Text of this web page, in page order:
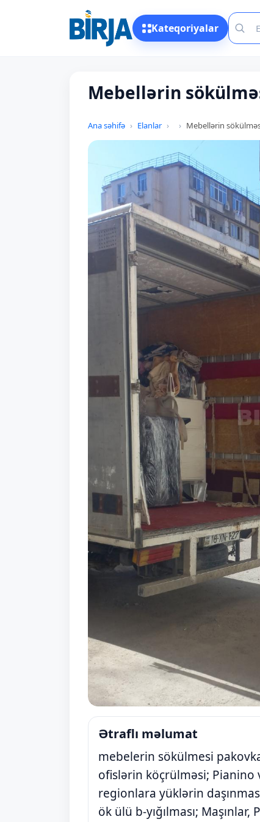
Kateqoriyalar
Mebellərin
Ana səhifə Elanlar Mebellərin
Ətraflı məlumat
mebelerin sökülmesi
ofislərin köçrülməsi; Pianino
regionlara yüklərin
ök ülü b-yığılması;